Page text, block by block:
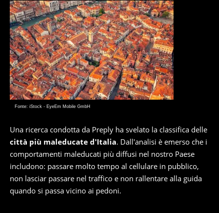
Fonte: iStock - EyeEm Mobile GmbH
Una ricerca condotta da Preply ha svelato la classifica delle
città più maleducate d'Italia. Dall'analisi è emerso che i
comportamenti maleducati più diffusi nel nostro Paese
includono: passare molto tempo al cellulare in pubblico,
non lasciar passare nel traffico e non rallentare alla guida
quando si passa vicino ai pedoni.